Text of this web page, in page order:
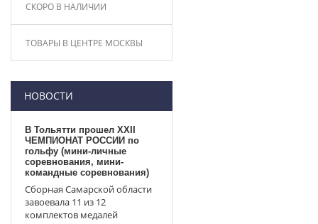
СКОРО В НАЛИЧИИ
ТОВАРЫ В ЦЕНТРЕ МОСКВЫ
НОВОСТИ
В Тольятти прошел XXII
ЧЕМПИОНАТ РОССИИ по
гольфу (мини-личные
соревнования, мини-
командные соревнования)
Сборная Самарской области
завоевала 11 из 12
комплектов медалей